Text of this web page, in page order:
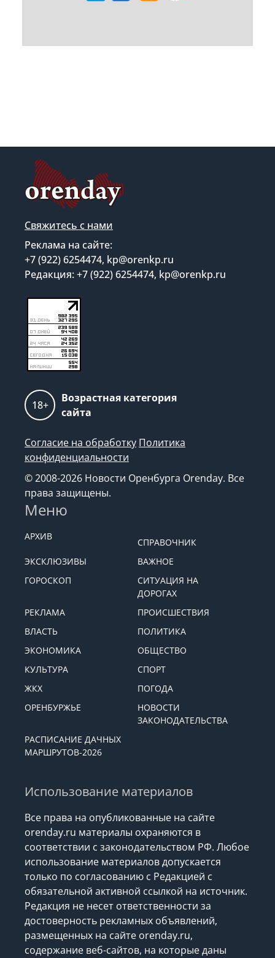
Свяжитесь с нами
Реклама на сайте:
+7 (922) 6254474, kp@orenkp.ru
Редакция: +7 (922) 6254474, kp@orenkp.ru
18+
Возрастная категория
сайта
Согласие на обработку Политика
конфиденциальности
© 2008-2026 Новости Оренбурга Orenday. Все
права защищены.
Меню
АРХИВ
СПРАВОЧНИК
ЭКСКЛЮЗИВЫ
ВАЖНОЕ
ГОРОСКОП
СИТУАЦИЯ НА
ДОРОГАХ
РЕКЛАМА
ПРОИСШЕСТВИЯ
ВЛАСТЬ
ПОЛИТИКА
ЭКОНОМИКА
ОБЩЕСТВО
КУЛЬТУРА
СПОРТ
ЖКХ
ПОГОДА
ОРЕНБУРЖЬЕ
НОВОСТИ
ЗАКОНОДАТЕЛЬСТВА
РАСПИСАНИЕ ДАЧНЫХ
МАРШРУТОВ-2026
Использование материалов
Все права на опубликованные на сайте
orenday.ru материалы охраняются в
соответствии с законодательством РФ. Любое
использование материалов допускается
только по согласованию с Редакцией с
обязательной активной ссылкой на источник.
Редакция не несет ответственности за
достоверность рекламных объявлений,
размещенных на сайте orenday.ru,
содержание веб-сайтов, на которые даны